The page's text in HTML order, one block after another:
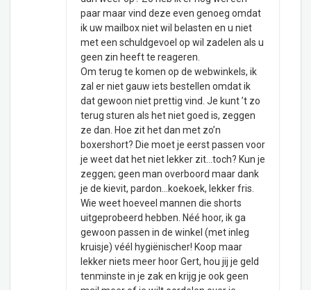
paar maar vind deze even genoeg omdat
ik uw mailbox niet wil belasten en u niet
met een schuldgevoel op wil zadelen als u
geen zin heeft te reageren.
Om terug te komen op de webwinkels, ik
zal er niet gauw iets bestellen omdat ik
dat gewoon niet prettig vind. Je kunt ’t zo
terug sturen als het niet goed is, zeggen
ze dan. Hoe zit het dan met zo’n
boxershort? Die moet je eerst passen voor
je weet dat het niet lekker zit…toch? Kun je
zeggen; geen man overboord maar dank
je de kievit, pardon…koekoek, lekker fris.
Wie weet hoeveel mannen die shorts
uitgeprobeerd hebben. Néé hoor, ik ga
gewoon passen in de winkel (met inleg
kruisje) véél hygiënischer! Koop maar
lekker niets meer hoor Gert, hou jij je geld
tenminste in je zak en krijg je ook geen